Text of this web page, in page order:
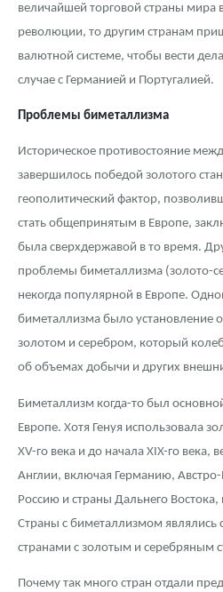
величайшей торговой страны
революции, то другим странам
валютной системе, чтобы вести
случае с Германией и Португалией.
Проблемы биметаллизма
Историческое противостояние
завершилось победой золотого
геополитический фактор,
стать общепринятым в Европе,
была сверхдержавой в то время.
проблемы биметаллизма (золото-
некогда популярной в Европе.
биметаллизма было установление
золотом и серебром, который
об объемах добычи и других
Биметаллизм когда-то был
Европе. Хотя Генуя использовала
XV-го века и до начала XIX-го века,
Англии, включая Германию,
Россию и страны Дальнего
Страны с биметаллизмом
странами с золотым и серебряным
Почему так много стран отдали